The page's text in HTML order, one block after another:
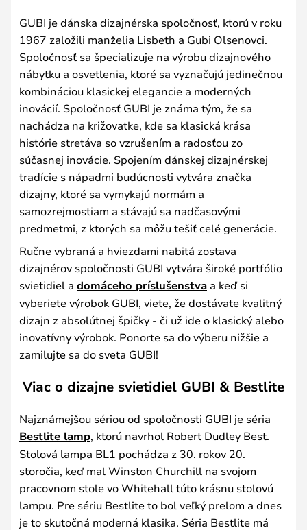
GUBI je dánska dizajnérska spoločnosť, ktorú v roku
1967 založili manželia Lisbeth a Gubi Olsenovci.
Spoločnosť sa špecializuje na výrobu dizajnového
nábytku a osvetlenia, ktoré sa vyznačujú jedinečnou
kombináciou klasickej elegancie a moderných
inovácií. Spoločnosť GUBI je známa tým, že sa
nachádza na križovatke, kde sa klasická krása
histórie stretáva so vzrušením a radosťou zo
súčasnej inovácie. Spojením dánskej dizajnérskej
tradície s nápadmi budúcnosti vytvára značka
dizajny, ktoré sa vymykajú normám a
samozrejmostiam a stávajú sa nadčasovými
predmetmi, z ktorých sa môžu tešiť celé generácie.
Ručne vybraná a hviezdami nabitá zostava
dizajnérov spoločnosti GUBI vytvára široké portfólio
svietidiel a domáceho príslušenstva a keď si
vyberiete výrobok GUBI, viete, že dostávate kvalitný
dizajn z absolútnej špičky - či už ide o klasický alebo
inovatívny výrobok. Ponorte sa do výberu nižšie a
zamilujte sa do sveta GUBI!
Viac o dizajne svietidiel GUBI & Bestlite
Najznámejšou sériou od spoločnosti GUBI je séria
Bestlite lamp, ktorú navrhol Robert Dudley Best.
Stolová lampa BL1 pochádza z 30. rokov 20.
storočia, keď mal Winston Churchill na svojom
pracovnom stole vo Whitehall túto krásnu stolovú
lampu. Pre sériu Bestlite to bol veľký prelom a dnes
je to skutočná moderná klasika. Séria Bestlite má